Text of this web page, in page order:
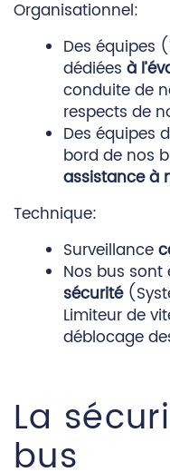
Organisationnel:
Des équipes
dédiées à
conduite de
respects de
Des équipes
bord de nos
assistance à
Technique:
Surveillance
Nos bus sont
sécurité
Limiteur de
déblocage
La
bus